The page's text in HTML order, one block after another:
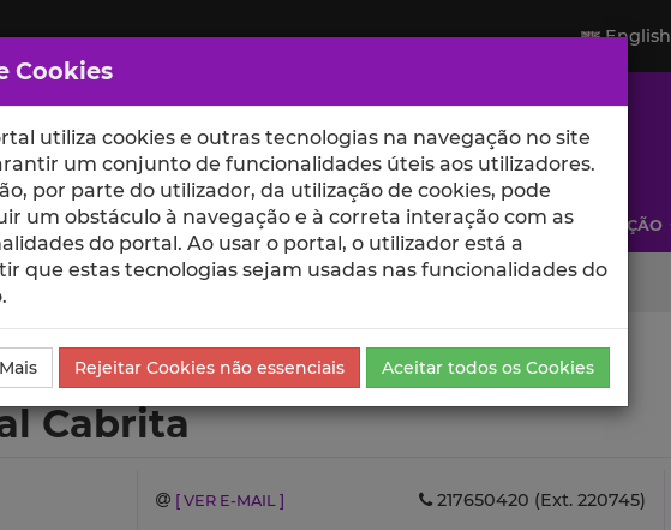
English
ESCOLAS UNIDADES INVESTIGAÇÃO
Ensino e Orientações
Cabrita
[ VER E-MAIL ]
217650420 (Ext. 220745)
Cookies
utiliza cookies e outras tecnologias na navegação no site
um conjunto de funcionalidades úteis aos utilizadores.
por parte do utilizador, da utilização de cookies, pode
um obstáculo à navegação e à correta interação com as
do portal. Ao usar o portal, o utilizador está a
que estas tecnologias sejam usadas nas funcionalidades do
Rejeitar Cookies não essenciais Aceitar todos os Cookies